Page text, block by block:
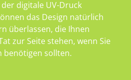
digitale UV-Druck
das Design natürlich
überlassen, die Ihnen
zur Seite stehen, wenn Sie
benötigen sollten.